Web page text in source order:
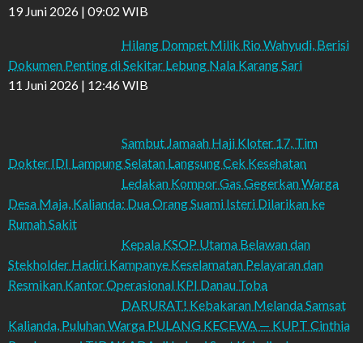
19 Juni 2026 | 09:02 WIB
Hilang Dompet Milik Rio Wahyudi, Berisi
Dokumen Penting di Sekitar Lebung Nala Karang Sari
11 Juni 2026 | 12:46 WIB
Sambut Jamaah Haji Kloter 17, Tim
Dokter IDI Lampung Selatan Langsung Cek Kesehatan
Ledakan Kompor Gas Gegerkan Warga
Desa Maja, Kalianda: Dua Orang Suami Isteri Dilarikan ke
Rumah Sakit
Kepala KSOP Utama Belawan dan
Stekholder Hadiri Kampanye Keselamatan Pelayaran dan
Resmikan Kantor Operasional KPI Danau Toba
DARURAT! Kebakaran Melanda Samsat
Kalianda, Puluhan Warga PULANG KECEWA — KUPT Cinthia